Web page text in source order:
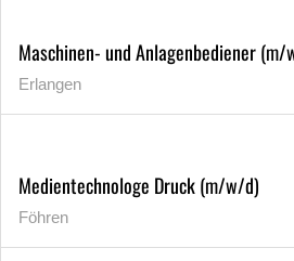
Maschinen- und Anlagenbediener (m/
Erlangen
Medientechnologe Druck (m/w/d)
Föhren